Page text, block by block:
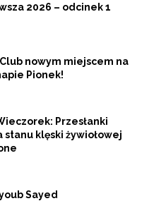
2026 – odcinek 1
nowym miejscem na
Pionek!
Przesłanki
klęski żywiołowej
Sayed